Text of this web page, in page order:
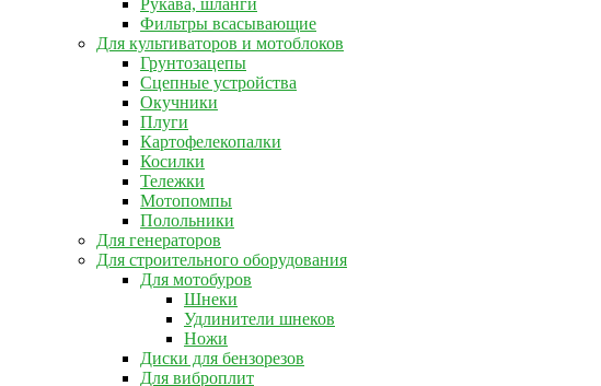
Рукава, шланги
Фильтры всасывающие
Для культиваторов и мотоблоков
Грунтозацепы
Сцепные устройства
Окучники
Плуги
Картофелекопалки
Косилки
Тележки
Мотопомпы
Полольники
Для генераторов
Для строительного оборудования
Для мотобуров
Шнеки
Удлинители шнеков
Ножи
Диски для бензорезов
Для виброплит